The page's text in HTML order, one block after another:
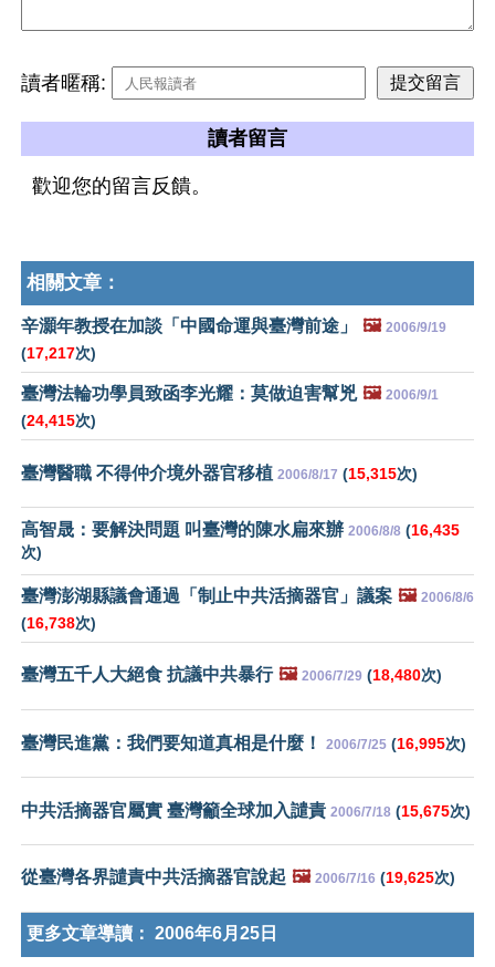
讀者暱稱:
讀者留言
歡迎您的留言反饋。
相關文章：
辛灝年教授在加談「中國命運與臺灣前途」 🖼️ 2006/9/19
(17,217次)
臺灣法輪功學員致函李光耀：莫做迫害幫兇 🖼️ 2006/9/1
(24,415次)
臺灣醫職 不得仲介境外器官移植 2006/8/17 (15,315次)
高智晟：要解決問題 叫臺灣的陳水扁來辦 2006/8/8 (16,435
次)
臺灣澎湖縣議會通過「制止中共活摘器官」議案 🖼️ 2006/8/6
(16,738次)
臺灣五千人大絕食 抗議中共暴行 🖼️ 2006/7/29 (18,480次)
臺灣民進黨：我們要知道真相是什麼！ 2006/7/25 (16,995次)
中共活摘器官屬實 臺灣籲全球加入譴責 2006/7/18 (15,675次)
從臺灣各界譴責中共活摘器官說起 🖼️ 2006/7/16 (19,625次)
更多文章導讀： 2006年6月25日